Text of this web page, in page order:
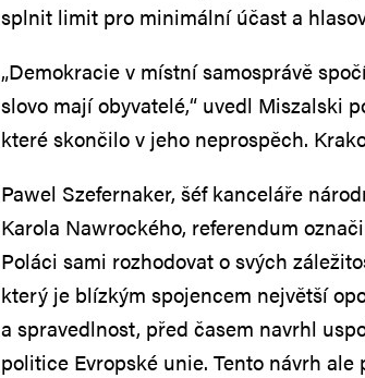
splnit limit pro minimální účast a
„Demokracie v místní samosprávě
slovo mají obyvatelé,“ uvedl Miszalski
které skončilo v jeho neprospěch.
Pawel Szefernaker, šéf kanceláře
Karola Nawrockého, referendum
Poláci sami rozhodovat o svých
který je blízkým spojencem největší
a spravedlnost, před časem navrhl
politice Evropské unie. Tento návrh